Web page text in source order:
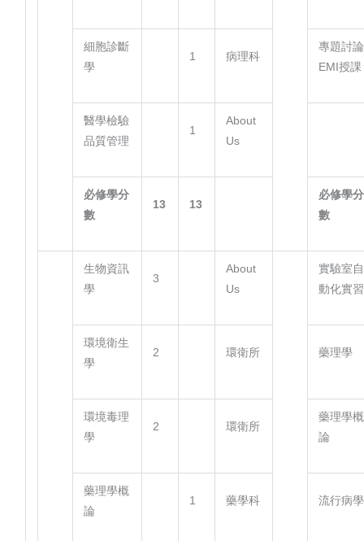
細胞診斷
學
1 病理科
專題討論
EMI授課
醫學檢驗
品質管理
1
About
Us
必修學分
數
13 13
必修學分
數
生物資訊
學
3
About
Us
實驗室自
動化實習
環境衛生
學
2 環衛所 藥理學
環境毒理
學
2 環衛所
藥理學概
論
藥理學概
論
1 藥學科 流行病學